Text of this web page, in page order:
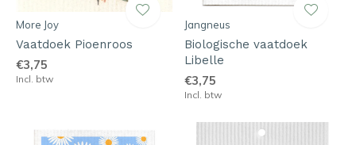
More Joy
Vaatdoek Pioenroos
€3,75
Incl. btw
Jangneus
Biologische vaatdoek
Libelle
€3,75
Incl. btw